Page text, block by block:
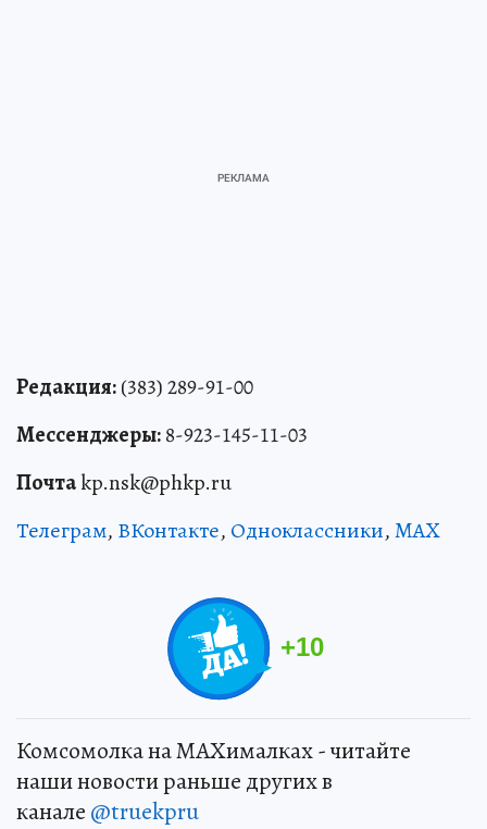
Редакция:(383) 289-91-00
Мессенджеры:8-923-145-11-03
Почтаkp.nsk@phkp.ru
Телеграм, ВКонтакте, Одноклассники,MAX
+10
Комсомолка на MAXималках - читайте
наши новости раньше других в
канале @truekpru